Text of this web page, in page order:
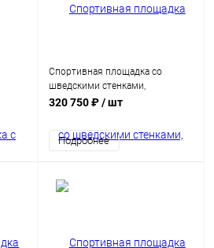
Спортивная площадка со
шведскими стенками,
турниками, брусьями и
320 750 ₽/ шт
Подробнее